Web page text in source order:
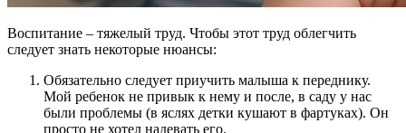
Воспитание – тяжелый труд. Чтобы этот труд облегчить
следует знать некоторые нюансы:
Обязательно следует приучить малыша к переднику.
Мой ребенок не привык к нему и после, в саду у нас
были проблемы (в яслях детки кушают в фартуках). Он
просто не хотел надевать его.